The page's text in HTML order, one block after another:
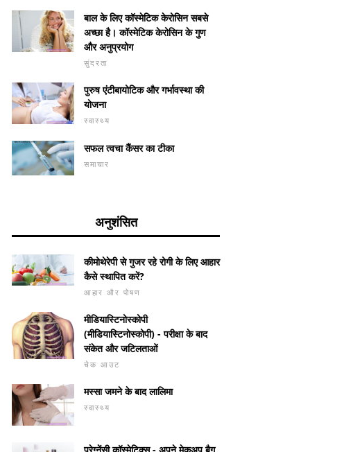
बाल के लिए कॉस्मेटिक केरोसिन सबसे
अच्छा है। कॉस्मेटिक केरोसिन के गुण
और अनुप्रयोग
सुंदरता
पुरुष एंटीबायोटिक और गर्भावस्था की
योजना
स्वास्थ्य
सफल त्वचा कैंसर का टीका
समाचार
अनुशंसित
कीमोथेरेपी से गुजर रहे रोगी के लिए आहार
कैसे स्थापित करें?
आहार और पोषण
मीडियास्टिनोस्कोपी
(मीडियास्टिनोस्कोपी) - परीक्षा के बाद
संकेत और जटिलताओं
चेक आउट
मस्सा जमने के बाद लालिमा
स्वास्थ्य